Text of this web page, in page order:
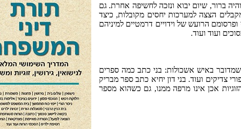
ברור, שיום יבוא ונזכה לחשיפה אחרת. גם
הצצה למערכות יחסים מקובלות, כיצד
הרועש של וידויים דרמטיים למיניהם
ועוד ועוד.
שמדובר באיש אשכולות: בני כתב כמה ספרים
צדיקים ועוד. בני דון יחיא כתב ספר מבריק
אכן אינו מרפה ממנו, גם כשהוא מספר